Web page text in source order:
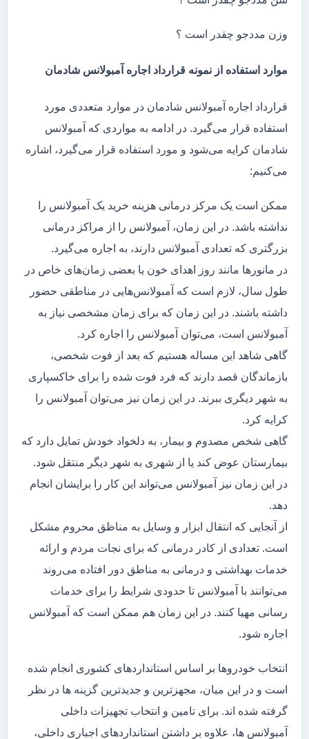
وزن مددجو چقدر است ؟
موارد استفاده از نمونه قرارداد اجاره آمبولانس شادمان
قرارداد اجاره آمبولانس شادمان در موارد متعددی مورد
استفاده قرار می‌گیرد. در ادامه به مواردی که آمبولانس
شادمان کرایه می‌شود و مورد استفاده قرار می‌گیرد، اشاره
می‌کنیم:
ممکن است یک مرکز درمانی هزینه خرید یک آمبولانس را
نداشته باشد. در این زمان، آمبولانس را از مراکز درمانی
بزرگتری که تعدادی آمبولانس دارند، به اجاره می‌گیرد.
در مانور‌ها مانند روز اهدای خون یا بعضی زمان‌های خاص در
طول سال، لازم است که آمبولانس‌هایی در مناطقی حضور
داشته باشند. در این زمان که برای زمان مشخصی نیاز به
آمبولانس است، می‌توان آمبولانس را اجاره کرد.
گاهی شاهد این مساله هستیم که بعد از فوت شخصی،
بازماندگان قصد دارند که فرد فوت شده را برای خاکسپاری
به شهر دیگری ببرند. در این زمان نیز می‌توان آمبولانس را
کرایه کرد.
گاهی شخص مصدوم و بیمار، به دلخواد خودش تمایل دارد که
بیمارستان عوض کند یا از شهری به شهر دیگر منتقل شود.
در این زمان نیز آمبولانس می‌تواند این کار را برایشان انجام
دهد.
از آنجایی که انتقال ابزار و وسایل به مناظق محروم مشکل
است. تعدادی از کادر درمانی که برای نجات مردم و ارائه
خدمات بهداشتی و درمانی به مناطق دور افتاده می‌روند
می‌توانند با آمبولانس تا حدودی شرایط را برای خدمات
رسانی مهیا کنند. در این زمان هم ممکن است که آمبولانس
اجاره شود.
انتخاب خودروها بر اساس استانداردهای کشوری انجام شده
است و در این میان، مجهزترین و جدیدترین گزینه ها در نظر
گرفته شده اند. برای تامین و انتخاب تجهیزات داخلی
آمبولانس ها، علاوه بر داشتن استانداردهای اجباری داخلی،